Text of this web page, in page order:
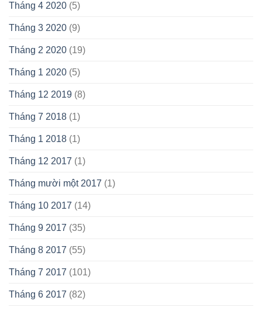
Tháng 4 2020 (5)
Tháng 3 2020 (9)
Tháng 2 2020 (19)
Tháng 1 2020 (5)
Tháng 12 2019 (8)
Tháng 7 2018 (1)
Tháng 1 2018 (1)
Tháng 12 2017 (1)
Tháng mười một 2017 (1)
Tháng 10 2017 (14)
Tháng 9 2017 (35)
Tháng 8 2017 (55)
Tháng 7 2017 (101)
Tháng 6 2017 (82)